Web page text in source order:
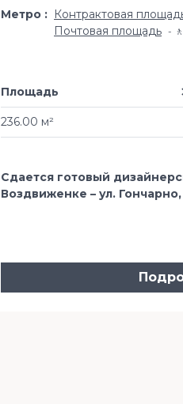
Метро Контрактовая
Почтовая площадь
Площадь
236.00 м²
Сдается готовый
Воздвиженке – ул.